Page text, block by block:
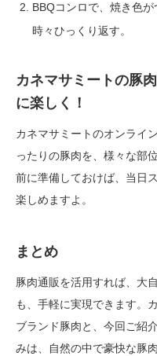
BBQコンロで、焼き色
時々ひっくり返す。
カネマサミートの豚
に楽しく！
カネマサミートのオンライ
ったりの豚肉を、様々な部
前に準備しておけば、当日
楽しめますよ。
まとめ
豚肉通販を活用すれば、大
も、手軽に実現できます。
ブランド豚肉と、今回ご紹
みは、自然の中で豪快な豚